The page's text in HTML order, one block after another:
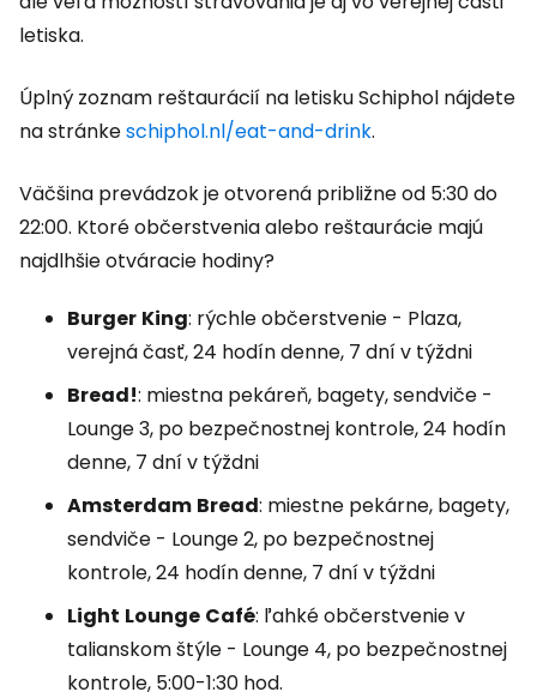
letiska.
Úplný zoznam reštaurácií na letisku Schiphol nájdete
na stránkeschiphol.nl/eat-and-drink.
Väčšina prevádzok je otvorená približne od 5:30 do
22:00. Ktoré občerstvenia alebo reštaurácie majú
najdlhšie otváracie hodiny?
Burger King: rýchle občerstvenie - Plaza,
verejná časť, 24 hodín denne, 7 dní v týždni
Bread!: miestna pekáreň, bagety, sendviče -
Lounge3, po bezpečnostnej kontrole, 24 hodín
denne, 7 dní v týždni
Amsterdam Bread: miestne pekárne, bagety,
sendviče - Lounge2, po bezpečnostnej
kontrole, 24 hodín denne, 7 dní v týždni
Light Lounge Café: ľahké občerstvenie v
talianskom štýle - Lounge 4, po bezpečnostnej
kontrole, 5:00-1:30 hod.